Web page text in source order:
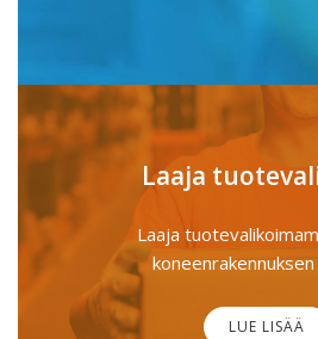
Laaja
Laaja
LUE LISÄÄ